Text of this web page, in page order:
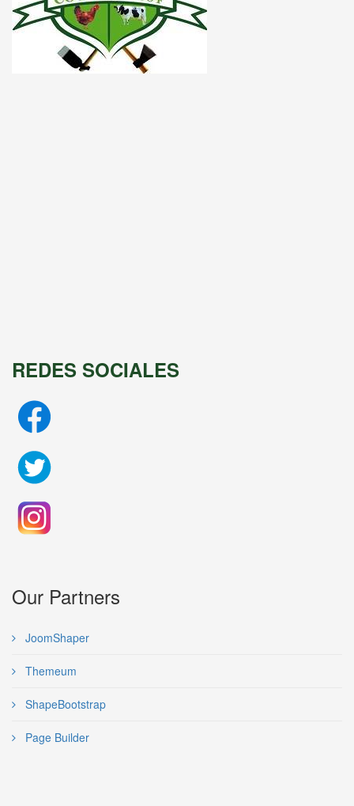
REDES SOCIALES
Our Partners
JoomShaper
Themeum
ShapeBootstrap
Page Builder